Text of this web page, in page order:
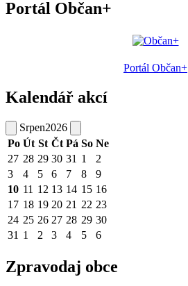
Portál Občan+
Portál Občan+
Kalendář akcí
Srpen2026
Po Út St Čt Pá So Ne
27 28 29 30 31 1
2
3
4 5 6 7 8
9
10 11 12 13 14 15 16
17 18 19 20 21 22 23
24 25 26 27 28 29 30
31 1 2 3 4 5 6
Zpravodaj obce